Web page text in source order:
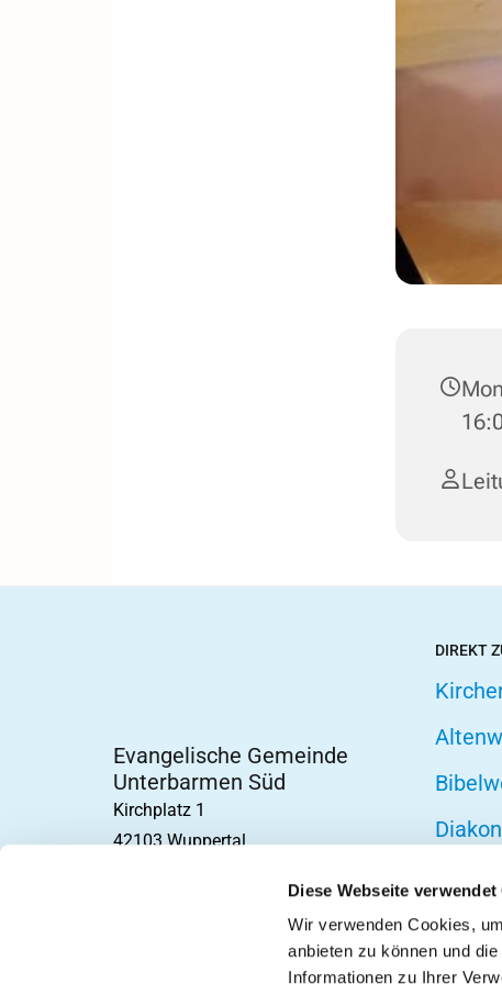
Diese Webseite verwendet
Wir verwenden Cookies,
anbieten zu können und
Informationen zu Ihrer
Evangelische Gemeinde
Unterbarmen Süd
Kirchplatz 1
42103 Wuppertal
DIREKT